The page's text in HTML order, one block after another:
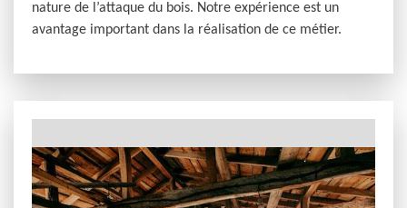
nature de l’attaque du bois. Notre expérience est un
avantage important dans la réalisation de ce métier.